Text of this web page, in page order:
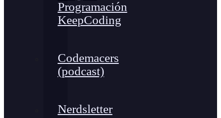
Programación
KeepCoding
Codemacers
(podcast)
Nerdsletter